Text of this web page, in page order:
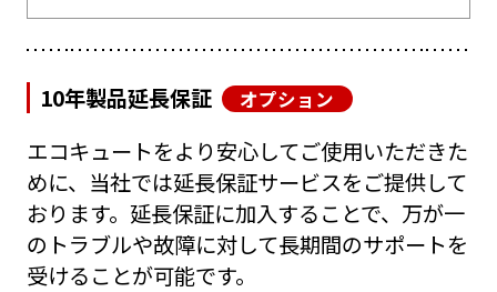
10年製品延長保証 オプション
エコキュートをより安心してご使用いただきた
めに、当社では延長保証サービスをご提供して
おります。延長保証に加入することで、万が一
のトラブルや故障に対して長期間のサポートを
受けることが可能です。